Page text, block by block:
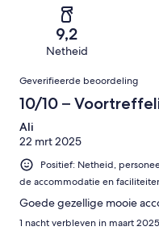
beoordelingen
beoordelingen
Ontzettend
van
beoordelingen
9,2
Netheid
Beoordelingen
Geverifieerde beoordeling
10/10 –
Ali
22 mrt 2025
Positief: Netheid,
de accommodatie en
Goede gezellige mooie
1 nacht verbleven in maart 2025